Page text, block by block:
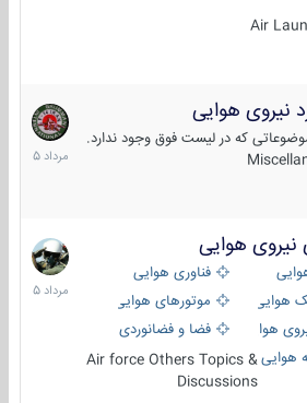
Air
هوایی
که در لیست فوق وجود ندارد.
7
مرداد
1405
هوایی
فناوری هوایی
هوایی
موتورهای هوایی
هوایی
فضا و فضانوردی
Air force Others Topics &
Discussions
2
مرداد
1405